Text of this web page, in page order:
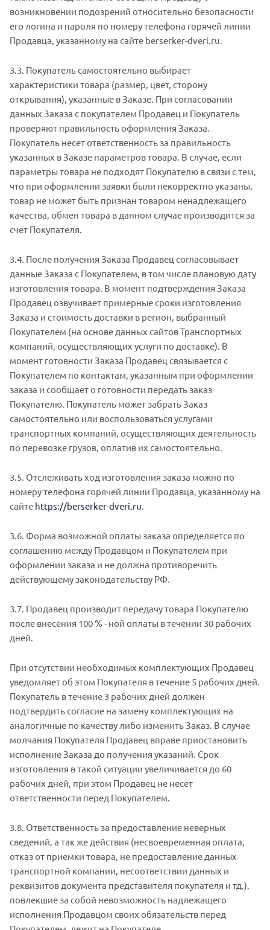
возникновении подозрений относительно безопасности
его логина и пароля по номеру телефона горячей линии
Продавца, указанному на сайте berserker-dveri.ru.
3.3. Покупатель самостоятельно выбирает
характеристики товара (размер, цвет, сторону
открывания), указанные в Заказе. При согласовании
данных Заказа с покупателем Продавец и Покупатель
проверяют правильность оформления Заказа.
Покупатель несет ответственность за правильность
указанных в Заказе параметров товара. В случае, если
параметры товара не подходят Покупателю в связи с тем,
что при оформлении заявки были некорректно указаны,
товар не может быть признан товаром ненадлежащего
качества, обмен товара в данном случае производится за
счет Покупателя.
3.4. После получения Заказа Продавец согласовывает
данные Заказа с Покупателем, в том числе плановую дату
изготовления товара. В момент подтверждения Заказа
Продавец озвучивает примерные сроки изготовления
Заказа и стоимость доставки в регион, выбранный
Покупателем (на основе данных сайтов Транспортных
компаний, осуществляющих услуги по доставке). В
момент готовности Заказа Продавец связывается с
Покупателем по контактам, указанным при оформлении
заказа и сообщает о готовности передать заказ
Покупателю. Покупатель может забрать Заказ
самостоятельно или воспользоваться услугами
транспортных компаний, осуществляющих деятельность
по перевозке грузов, оплатив их самостоятельно.
3.5. Отслеживать ход изготовления заказа можно по
номеру телефона горячей линии Продавца, указанному на
сайте https://berserker-dveri.ru.
3.6. Форма возможной оплаты заказа определяется по
соглашению между Продавцом и Покупателем при
оформлении заказа и не должна противоречить
действующему законодательству РФ.
3.7. Продавец производит передачу товара Покупателю
после внесения 100 % - ной оплаты в течении 30 рабочих
дней.
При отсутствии необходимых комплектующих Продавец
уведомляет об этом Покупателя в течение 5 рабочих дней.
Покупатель в течение 3 рабочих дней должен
подтвердить согласие на замену комплектующих на
аналогичные по качеству либо изменить Заказ. В случае
молчания Покупателя Продавец вправе приостановить
исполнение Заказа до получения указаний. Срок
изготовления в такой ситуации увеличивается до 60
рабочих дней, при этом Продавец не несет
ответственности перед Покупателем.
3.8. Ответственность за предоставление неверных
сведений, а так же действия (несвоевременная оплата,
отказ от приемки товара, не предоставление данных
транспортной компании, несоответствии данных и
реквизитов документа представителя покупателя и тд.),
повлекшие за собой невозможность надлежащего
исполнения Продавцом своих обязательств перед